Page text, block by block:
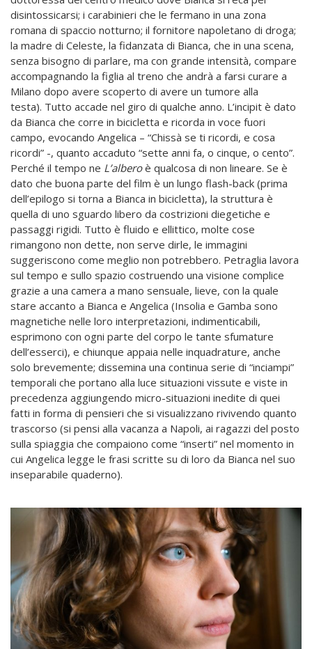
disintossicarsi; i carabinieri che le fermano in una zona
romana di spaccio notturno; il fornitore napoletano di droga;
la madre di Celeste, la fidanzata di Bianca, che in una scena,
senza bisogno di parlare, ma con grande intensità, compare
accompagnando la figlia al treno che andrà a farsi curare a
Milano dopo avere scoperto di avere un tumore alla
testa). Tutto accade nel giro di qualche anno. L’incipit è dato
da Bianca che corre in bicicletta e ricorda in voce fuori
campo, evocando Angelica – “Chissà se ti ricordi, e cosa
ricordi” -, quanto accaduto “sette anni fa, o cinque, o cento”.
Perché il tempo ne L’alberoè qualcosa di non lineare. Se è
dato che buona parte del film è un lungo flash-back (prima
dell’epilogo si torna a Bianca in bicicletta), la struttura è
quella di uno sguardo libero da costrizioni diegetiche e
passaggi rigidi. Tutto è fluido e ellittico, molte cose
rimangono non dette, non serve dirle, le immagini
suggeriscono come meglio non potrebbero. Petraglia lavora
sul tempo e sullo spazio costruendo una visione complice
grazie a una camera a mano sensuale, lieve, con la quale
stare accanto a Bianca e Angelica (Insolia e Gamba sono
magnetiche nelle loro interpretazioni, indimenticabili,
esprimono con ogni parte del corpo le tante sfumature
dell’esserci), e chiunque appaia nelle inquadrature, anche
solo brevemente; dissemina una continua serie di “inciampi”
temporali che portano alla luce situazioni vissute e viste in
precedenza aggiungendo micro-situazioni inedite di quei
fatti in forma di pensieri che si visualizzano rivivendo quanto
trascorso (si pensi alla vacanza a Napoli, ai ragazzi del posto
sulla spiaggia che compaiono come “inserti” nel momento in
cui Angelica legge le frasi scritte su di loro da Bianca nel suo
inseparabile quaderno).